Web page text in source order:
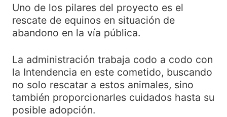
Uno de los pilares del proyecto es el
rescate de equinos en situación de
abandono en la vía pública.
La administración trabaja codo a codo con
la Intendencia en este cometido, buscando
no solo rescatar a estos animales, sino
también proporcionarles cuidados hasta su
posible adopción.